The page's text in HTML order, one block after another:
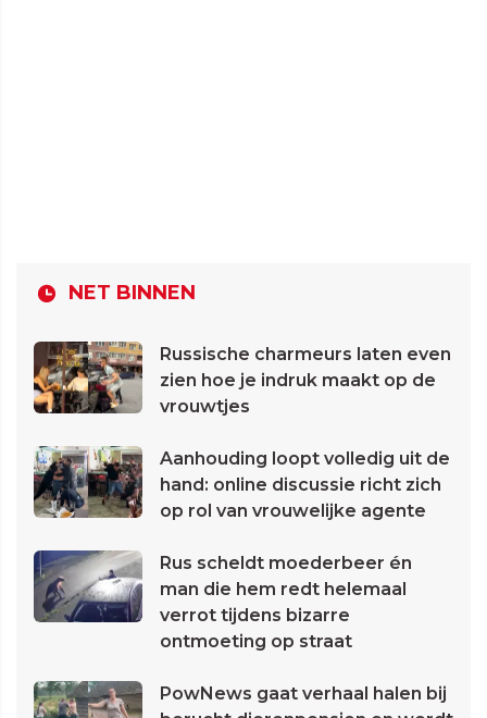
NET BINNEN
Russische charmeurs laten even
zien hoe je indruk maakt op de
vrouwtjes
Aanhouding loopt volledig uit de
hand: online discussie richt zich
op rol van vrouwelijke agente
Rus scheldt moederbeer én
man die hem redt helemaal
verrot tijdens bizarre
ontmoeting op straat
PowNews gaat verhaal halen bij